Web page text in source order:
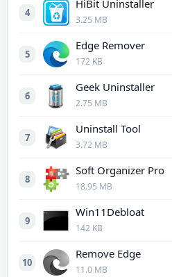
4
HiBit Uninstaller
3.25 MB
5
Edge Remover
172 KB
6
Geek Uninstaller
2.75 MB
7
Uninstall Tool
3.72 MB
8
Soft Organizer Pro
18.95 MB
9
Win11Debloat
142 KB
10
Remove Edge
11.0 MB